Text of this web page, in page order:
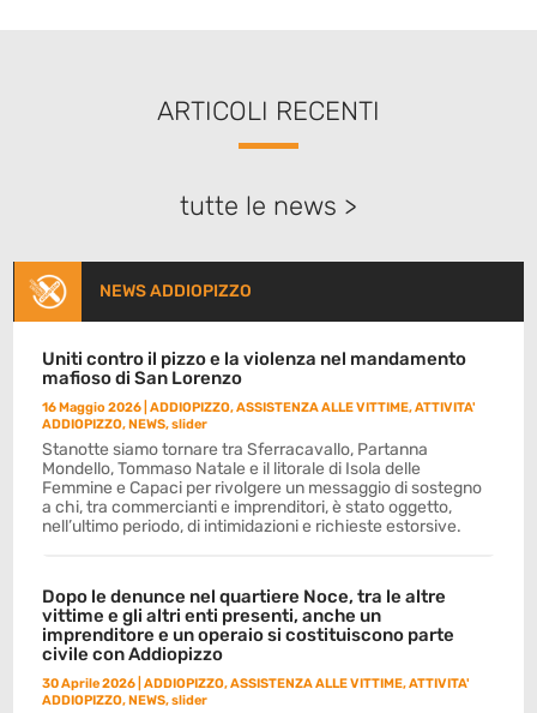
ARTICOLI RECENTI
tutte le news >
NEWS ADDIOPIZZO
Uniti contro il pizzo e la violenza nel mandamento
mafioso di San Lorenzo
16 Maggio 2026 |ADDIOPIZZO,ASSISTENZA ALLE VITTIME,ATTIVITA'
ADDIOPIZZO,NEWS,slider
Stanotte siamo tornare tra Sferracavallo, Partanna
Mondello, Tommaso Natale e il litorale di Isola delle
Femmine e Capaci per rivolgere un messaggio di sostegno
a chi, tra commercianti e imprenditori, è stato oggetto,
nell’ultimo periodo, di intimidazioni e richieste estorsive.
Dopo le denunce nel quartiere Noce, tra le altre
vittime e gli altri enti presenti, anche un
imprenditore e un operaio si costituiscono parte
civile con Addiopizzo
30 Aprile 2026 |ADDIOPIZZO,ASSISTENZA ALLE VITTIME,ATTIVITA'
ADDIOPIZZO,NEWS,slider